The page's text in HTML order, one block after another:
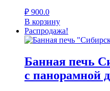
₽ 900.0
В корзину
Распродажа!
Банная печь
с панорамной